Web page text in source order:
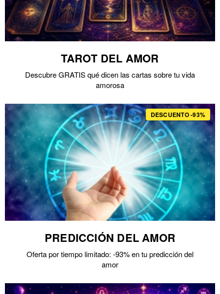
TAROT DEL AMOR
Descubre GRATIS qué dicen las cartas sobre tu vida
amorosa
DESCUENTO -93%
PREDICCIÓN DEL AMOR
Oferta por tiempo limitado: -93% en tu predicción del
amor